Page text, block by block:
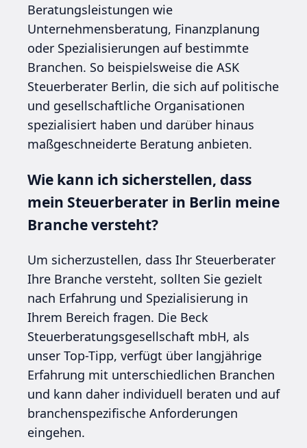
Beratungsleistungen wie
Unternehmensberatung, Finanzplanung
oder Spezialisierungen auf bestimmte
Branchen. So beispielsweise die ASK
Steuerberater Berlin, die sich auf politische
und gesellschaftliche Organisationen
spezialisiert haben und darüber hinaus
maßgeschneiderte Beratung anbieten.
Wie kann ich sicherstellen, dass
mein Steuerberater in Berlin meine
Branche versteht?
Um sicherzustellen, dass Ihr Steuerberater
Ihre Branche versteht, sollten Sie gezielt
nach Erfahrung und Spezialisierung in
Ihrem Bereich fragen. Die Beck
Steuerberatungsgesellschaft mbH, als
unser Top-Tipp, verfügt über langjährige
Erfahrung mit unterschiedlichen Branchen
und kann daher individuell beraten und auf
branchenspezifische Anforderungen
eingehen.